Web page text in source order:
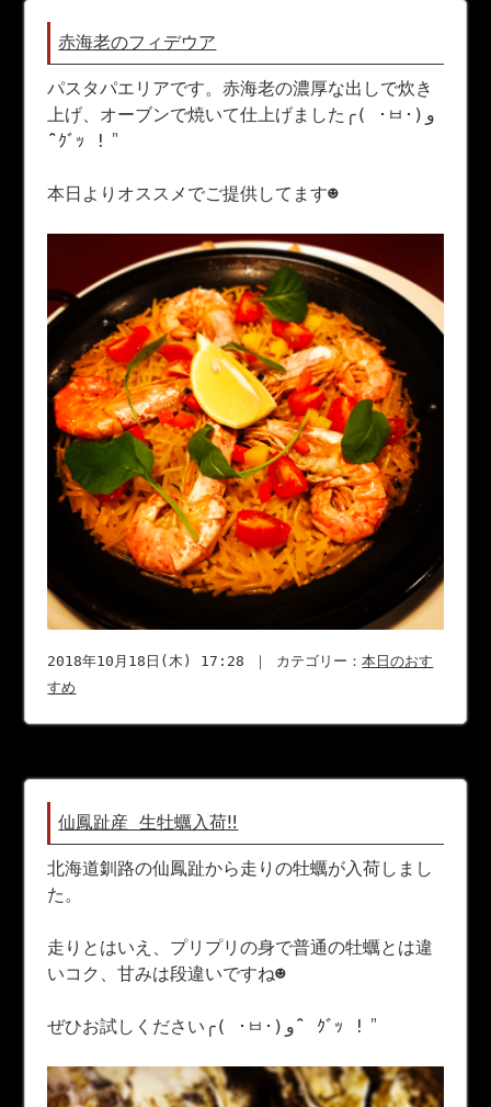
赤海老のフィデウア
パスタパエリアです。赤海老の濃厚な出しで炊き
上げ、オーブンで焼いて仕上げました╭( ･ㅂ･)و
̑̑ ｸﾞｯ !＂
本日よりオススメでご提供してます☻
2018年10月18日(木) 17:28 ｜ カテゴリー：本日のおす
すめ
仙鳳趾産 生牡蠣入荷‼︎
北海道釧路の仙鳳趾から走りの牡蠣が入荷しまし
た。
走りとはいえ、プリプリの身で普通の牡蠣とは違
いコク、甘みは段違いですね☻
ぜひお試しください╭( ･ㅂ･)و ̑̑ ｸﾞｯ !＂